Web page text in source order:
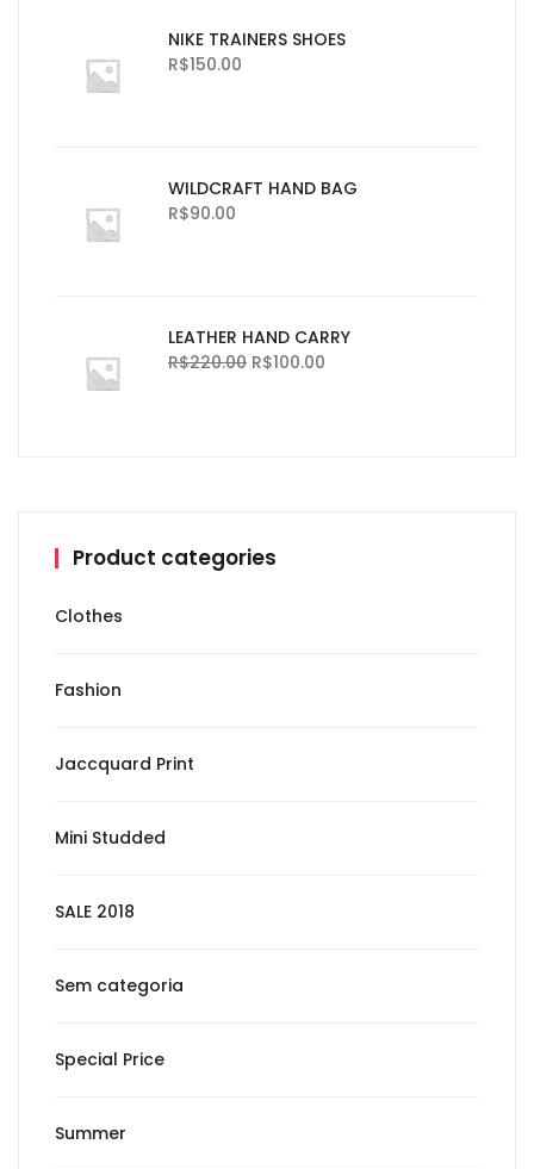
NIKE TRAINERS SHOES
R$150.00
WILDCRAFT HAND BAG
R$90.00
LEATHER HAND CARRY
R$220.00 R$100.00
Product categories
Clothes
Fashion
Jaccquard Print
Mini Studded
SALE 2018
Sem categoria
Special Price
Summer